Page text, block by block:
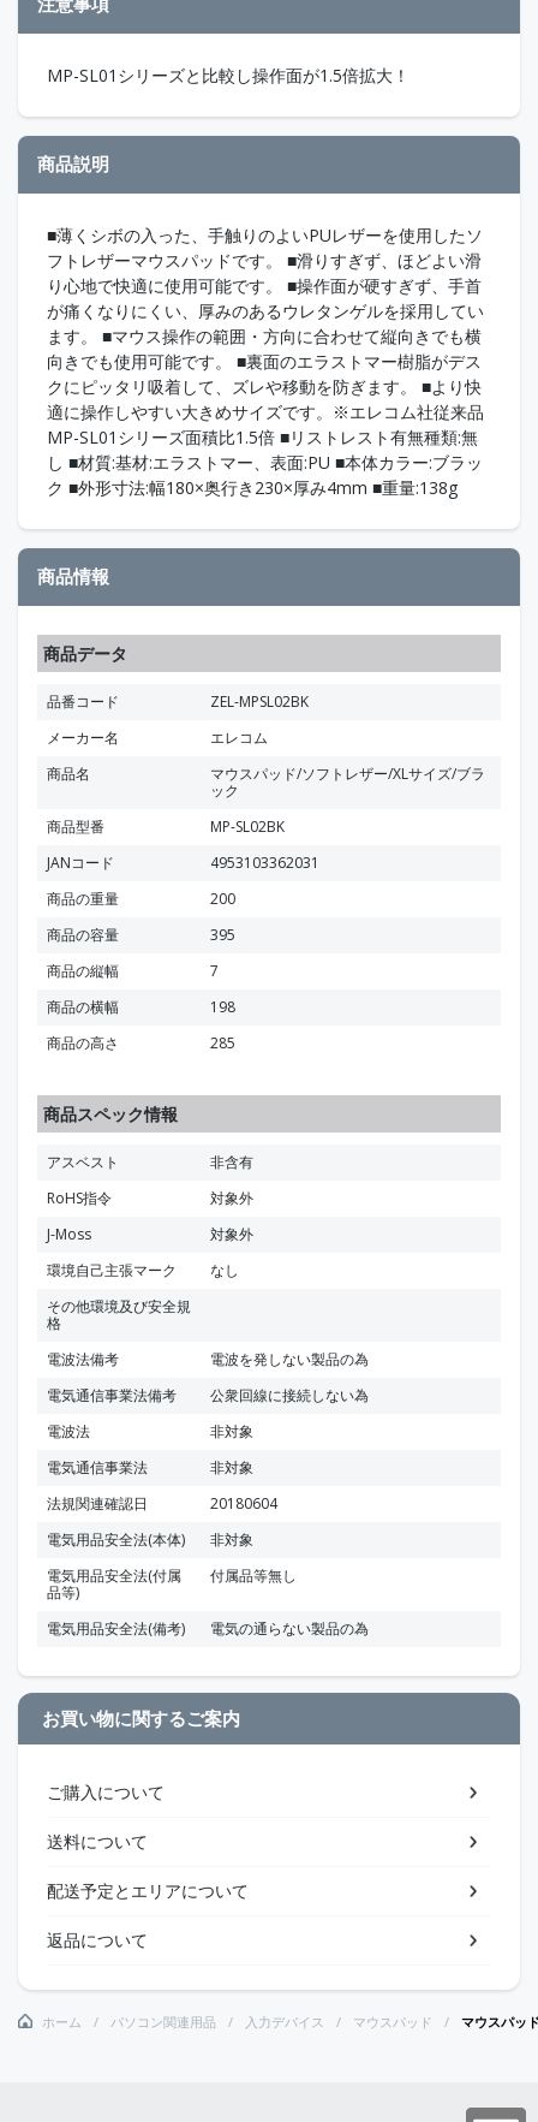
MP-SL01シリーズと比較し操作面が1.5倍拡大！
商品説明
■薄くシボの入った、手触りのよいPUレザーを使用したソ
フトレザーマウスパッドです。 ■滑りすぎず、ほどよい滑
り心地で快適に使用可能です。 ■操作面が硬すぎず、手首
が痛くなりにくい、厚みのあるウレタンゲルを採用してい
ます。 ■マウス操作の範囲・方向に合わせて縦向きでも横
向きでも使用可能です。 ■裏面のエラストマー樹脂がデス
クにピッタリ吸着して、ズレや移動を防ぎます。 ■より快
適に操作しやすい大きめサイズです。※エレコム社従来品
MP-SL01シリーズ面積比1.5倍 ■リストレスト有無種類:無
し ■材質:基材:エラストマー、表面:PU ■本体カラー:ブラッ
ク ■外形寸法:幅180×奥行き230×厚み4mm ■重量:138g
商品情報
商品データ
品番コード
ZEL-MPSL02BK
メーカー名
エレコム
商品名
マウスパッド/ソフトレザー/XLサイズ/ブラ
ック
商品型番
MP-SL02BK
JANコード
4953103362031
商品の重量
200
商品の容量
395
商品の縦幅
7
商品の横幅
198
商品の高さ
285
商品スペック情報
アスベスト
非含有
RoHS指令
対象外
J-Moss
対象外
環境自己主張マーク
なし
その他環境及び安全規
格
電波法備考
電波を発しない製品の為
電気通信事業法備考
公衆回線に接続しない為
電波法
非対象
電気通信事業法
非対象
法規関連確認日
20180604
電気用品安全法(本体)
非対象
電気用品安全法(付属
品等)
付属品等無し
電気用品安全法(備考) 電気の通らない製品の為
お買い物に関するご案内
ご購入について
送料について
配送予定とエリアについて
返品について
ホーム パソコン関連用品 入力デバイス マウスパッド マウスパッ